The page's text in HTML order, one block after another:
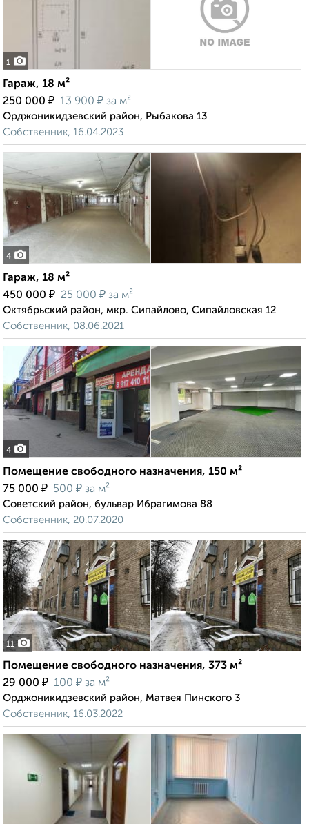
1
Гараж, 18 м²
250 000 ₽ 13 900 ₽ за м²
Орджоникидзевский район, Рыбакова 13
Собственник, 16.04.2023
4
Гараж, 18 м²
450 000 ₽ 25 000 ₽ за м²
Октябрьский район, мкр. Сипайлово, Сипайловская 12
Собственник, 08.06.2021
4
Помещение свободного назначения, 150 м²
75 000 ₽ 500 ₽ за м²
Советский район, бульвар Ибрагимова 88
Собственник, 20.07.2020
11
Помещение свободного назначения, 373 м²
29 000 ₽ 100 ₽ за м²
Орджоникидзевский район, Матвея Пинского 3
Собственник, 16.03.2022